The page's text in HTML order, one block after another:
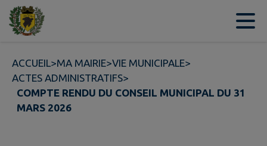
Contenu
ACCUEIL>MA MAIRIE>VIE MUNICIPALE>
ACTES ADMINISTRATIFS>
COMPTE RENDU DU CONSEIL MUNICIPAL DU 31
MARS 2026